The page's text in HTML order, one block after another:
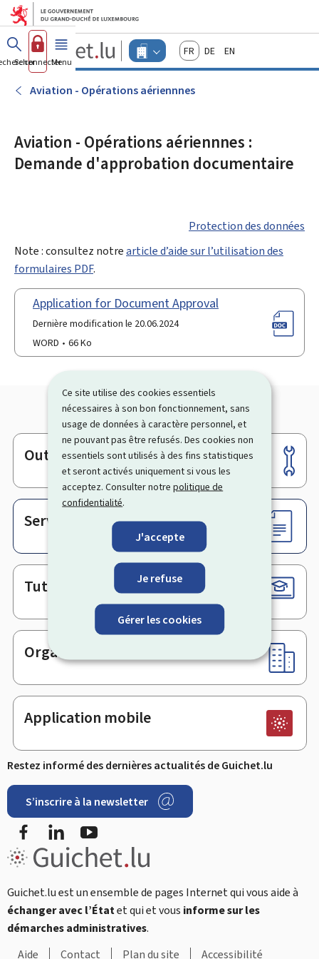
Ce site utilise des cookies essentiels
nécessaires à son bon fonctionnement, sans
usage de données à caractère personnel, et
ne pouvant pas être refusés. Des cookies non
essentiels sont utilisés à des fins statistiques
et seront activés uniquement si vous les
acceptez. Consulter notrepolitique de
confidentialité.
J'accepte
Je refuse
Gérer les cookies
Aller au menu principal
Aller au contenu
Guichet.lu
Changer
d'espace
-
Menu
FrançaisDeutschEnglish
Se connecterMenu principal
Aviation - Opérations aériennnes
Aviation - Opérations aériennnes :
Demande d'approbation documentaire
Protection des données
Note : consultez notrearticle d’aide sur l’utilisation des
formulaires PDF.
Application for Document Approval
Dernière modification le 20.06.2024
WORD
66 Ko
Pied
de
page
Outils
Services en ligne & Formulaires
Tutoriels
Organismes
Application mobile
Restez informé des dernières actualités de Guichet.lu
S’inscrire à la newsletter
FacebookLinkedIn
Guichet.lu est un ensemble de pages Internet qui vous aide à
échanger avec l’Étatet qui et vous informe sur les
démarches administratives.
Aide
Contact Plan du site Accessibilité